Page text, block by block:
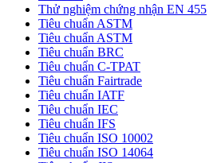
Thử nghiệm chứng nhận EN 455
Tiêu chuẩn ASTM
Tiêu chuẩn ASTM
Tiêu chuẩn BRC
Tiêu chuẩn C-TPAT
Tiêu chuẩn Fairtrade
Tiêu chuẩn IATF
Tiêu chuẩn IEC
Tiêu chuẩn IFS
Tiêu chuẩn ISO 10002
Tiêu chuẩn ISO 14064